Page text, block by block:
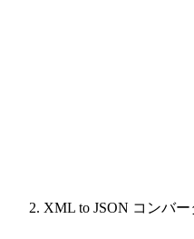
XML to JSON コンバー